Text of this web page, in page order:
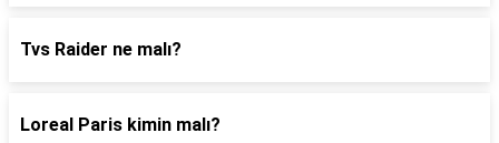
Tvs Raider ne malı?
Loreal Paris kimin malı?